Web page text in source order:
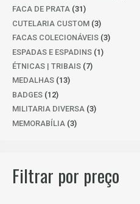
FACA DE PRATA 3131
PRODUTOS
CUTELARIA CUSTOM 33
PRODUTOS
FACAS COLECIONÁVEIS 33
ESPADAS E ESPADINS 11
ÉTNICAS | TRIBAIS 77
MEDALHAS 1313
BADGES 1212
PRODUTOS
MILITARIA DIVERSA 33
MEMORABÍLIA 33
Filtrar por preço